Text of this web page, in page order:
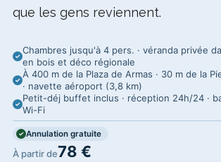
que les gens reviennent.
Chambres jusqu'à 4 pers. · véranda privée
en bois et déco régionale
À 400 m de la Plaza de Armas · 30 m de la
· navette aéroport (3,8 km)
Petit-déj buffet inclus · réception 24h/24 ·
Wi-Fi
Annulation gratuite
À partir de78 €